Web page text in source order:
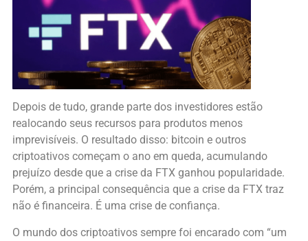
Depois de tudo, grande parte dos investidores estão
realocando seus recursos para produtos menos
imprevisíveis. O resultado disso: bitcoin e outros
criptoativos começam o ano em queda, acumulando
prejuízo desde que a crise da FTX ganhou popularidade.
Porém, a principal consequência que a crise da FTX traz
não é financeira. É uma crise de confiança.
O mundo dos criptoativos sempre foi encarado com “um